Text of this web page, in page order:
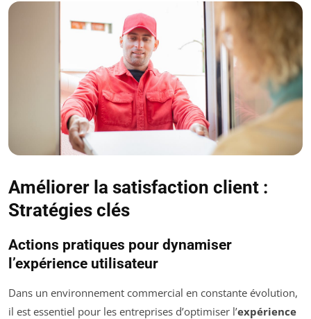
Améliorer la satisfaction client :
Stratégies clés
Actions pratiques pour dynamiser
l’expérience utilisateur
Dans un environnement commercial en constante évolution,
il est essentiel pour les entreprises d’optimiser l’expérience